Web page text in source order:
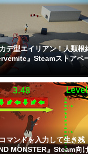
デ型エイリアン！人類根
』Steamストアペ
マンドを入力して生き残
MONSTER』Steam向